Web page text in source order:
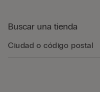
Buscar una tienda